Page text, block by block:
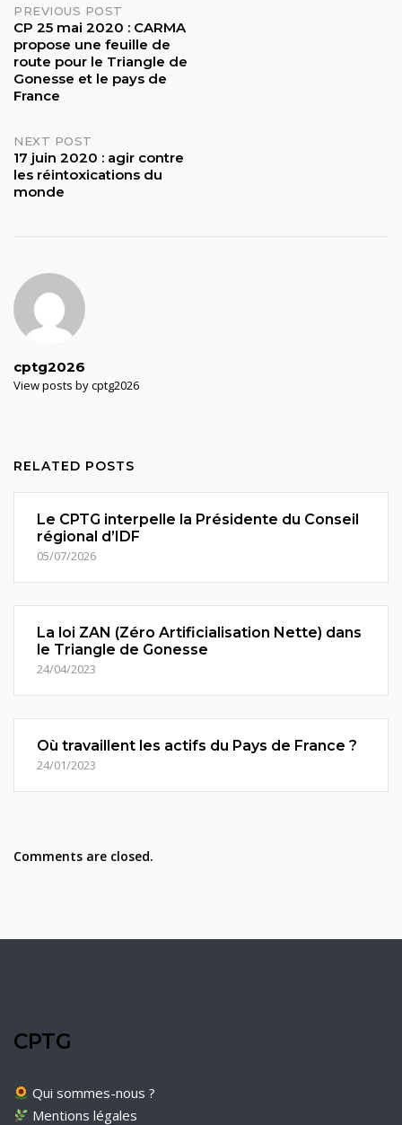
Post
navigation
PREVIOUS POST
CP 25 mai 2020 : CARMA
propose une feuille de
route pour le Triangle de
Gonesse et le pays de
France
NEXT POST
17 juin 2020 : agir contre
les réintoxications du
monde
cptg2026
View posts by cptg2026
RELATED POSTS
Le CPTG interpelle la Présidente du Conseil
régional d’IDF
05/07/2026
La loi ZAN (Zéro Artificialisation Nette) dans
le Triangle de Gonesse
24/04/2023
Où travaillent les actifs du Pays de France ?
24/01/2023
Comments are closed.
CPTG
Qui sommes-nous ?
Mentions légales